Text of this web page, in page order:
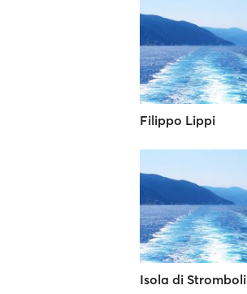
Filippo Lippi
Isola di Stromboli